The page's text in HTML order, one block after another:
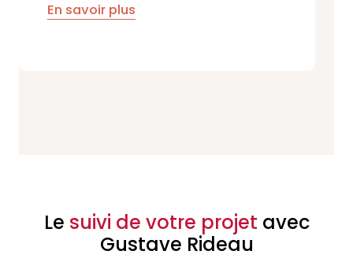
En savoir plus
Le suivi de votre projet avec
Gustave Rideau